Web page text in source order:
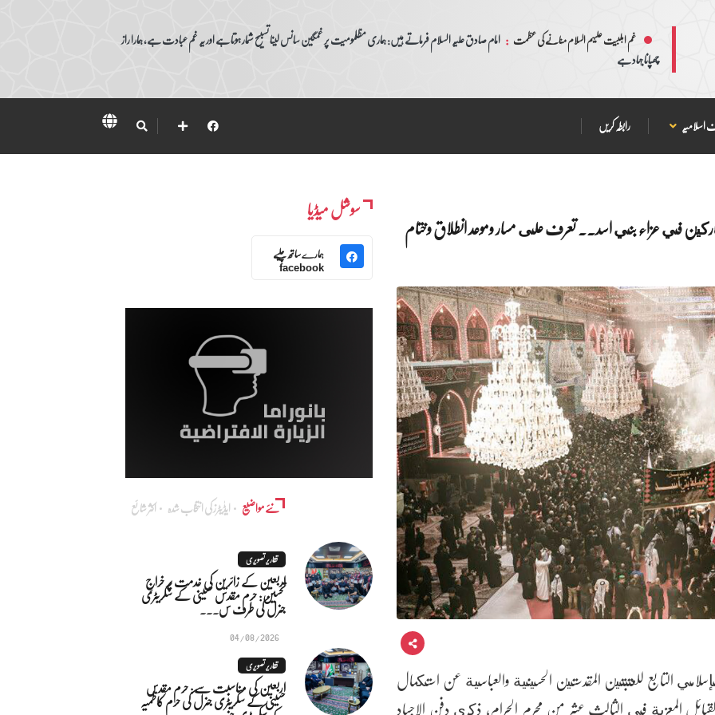
غم اہلبیت علیہم السلام منانے کی عظمت : امام صادق علیہ السلام فرماتے ہیں: ہماری مظلمومیت پر غمگین سانس لینا تسبیح شمار ہوتا ہے اور یہ غم عبادت ہے، ہمارا راز
چھپانا جہاد ہے
اسلامیہ رابطہ کریں
في عزاء بني اسد.. تعرف على مسار وموعد انطلاق وختام
التابع للعتبتين المقدستين الحسينية والعباسية عن استكمال
سوشل میڈیا
ہمارے ساتھ چلیے
facebook
نئے مواضیع ایڈٰیٹرز کی انتخاب شدہ اکثر شائع
تقاریر تصویری
اربعین کے زائرین کی خدمت پر خراجِ
تحسین: حرم مقدس حسینی کے سکریٹری
جنرل کی طرف س...
04/08/2026
تقاریر تصویری
اربعین کی مناسبت سے: حرم مقدس
حسینی کے سکریٹری جنرل کی حرم کاظمیہ